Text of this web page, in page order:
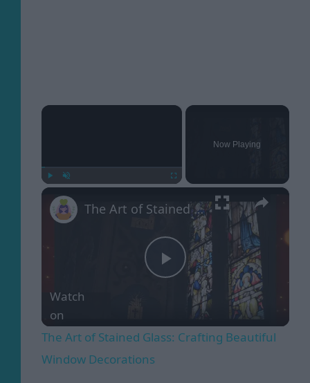
×
Now Playing
×
P
The Art of Stained Glass: Crafting Beautiful Window Decorations
Watch
on
The Art of Stained Glass: Crafting Beautiful
Window Decorations